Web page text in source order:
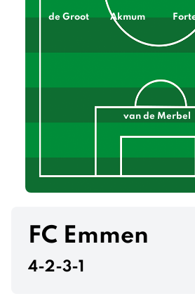
de Groot Akmum
van de Merbel
FC Emmen
4-2-3-1